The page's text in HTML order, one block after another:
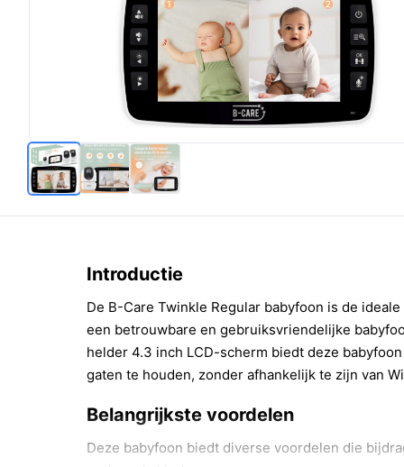
Introductie
De B-Care Twinkle Regular babyfoon is de
een betrouwbare en gebruiksvriendelijke
helder 4.3 inch LCD-scherm biedt deze
gaten te houden, zonder afhankelijk te zijn van
Belangrijkste voordelen
Deze babyfoon biedt diverse voordelen die